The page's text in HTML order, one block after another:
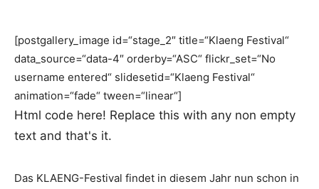
[postgallery_image id=“stage_2″ title=“Klaeng Festival“
data_source=“data-4″ orderby=“ASC“ flickr_set=“No
username entered“ slidesetid=“Klaeng Festival“
animation=“fade“ tween=“linear“]
Html code here! Replace this with any non empty
text and that's it.
Das KLAENG-Festival findet in diesem Jahr nun schon in